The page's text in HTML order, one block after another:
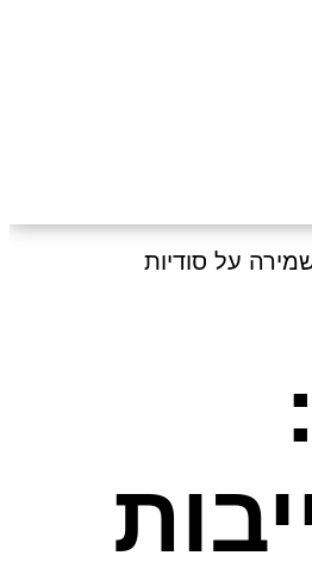
על סודיות